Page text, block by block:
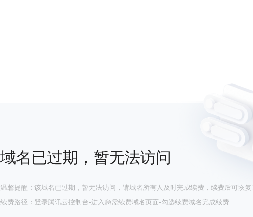
域名已过期，暂无法访问
温馨提醒：该域名已过期，暂无法访问，请域名所有人及时完成续费，续费后可恢复
续费路径：登录腾讯云控制台-进入急需续费域名页面-勾选续费域名完成续费